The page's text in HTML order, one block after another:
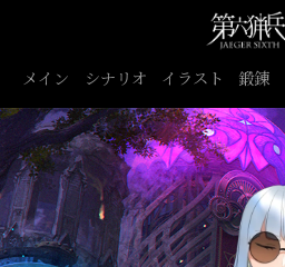
メイン シナリオ イラスト 鍛錬